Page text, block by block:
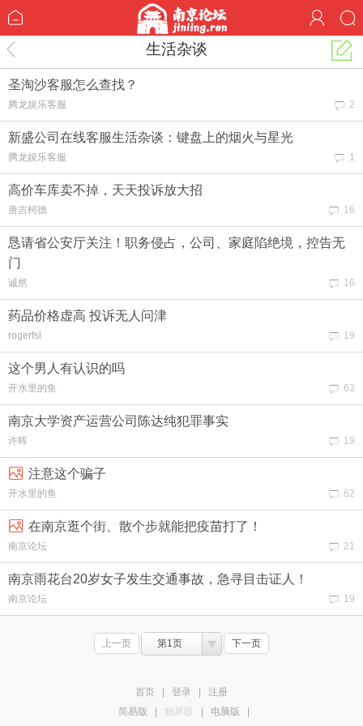
生活杂谈
2
圣淘沙客服怎么查找？
腾龙娱乐客服
1
新盛公司在线客服生活杂谈：键盘上的烟火与星光
腾龙娱乐客服
16
高价车库卖不掉，天天投诉放大招
唐吉柯德
16
恳请省公安厅关注！职务侵占，公司、家庭陷绝境，控告无
门
诚然
19
药品价格虚高 投诉无人问津
rogerfsl
63
这个男人有认识的吗
开水里的鱼
19
南京大学资产运营公司陈达纯犯罪事实
许晖
62
注意这个骗子
开水里的鱼
21
在南京逛个街、散个步就能把疫苗打了！
南京论坛
19
南京雨花台20岁女子发生交通事故，急寻目击证人！
南京论坛
上一页 第1页 下一页
首页 登录
注册
简易版
触屏版 电脑版